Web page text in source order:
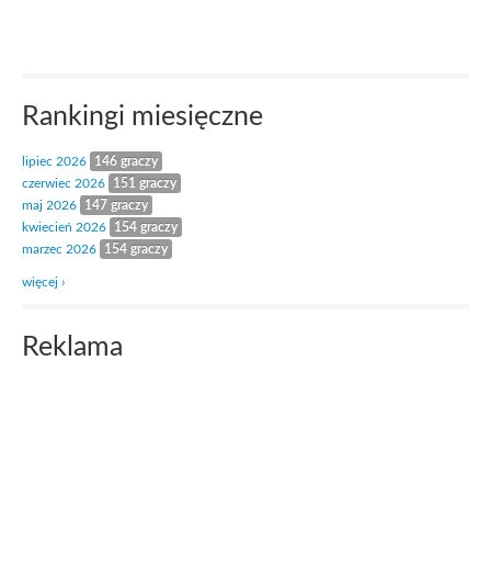
Rankingi miesięczne
lipiec 2026
146 graczy
czerwiec 2026
151 graczy
maj 2026
147 graczy
kwiecień 2026
154 graczy
marzec 2026
154 graczy
więcej ›
Reklama